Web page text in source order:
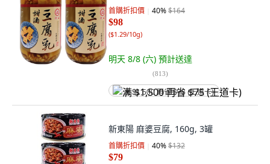
首購折扣價 40%$164
$98
($1.29/10g)
明天 8/8 (六) 預計送達
(813)
满 $1,500 再省 $75 (王道卡)
新東陽 麻婆豆腐, 160g, 3罐
首購折扣價 40%$132
$79